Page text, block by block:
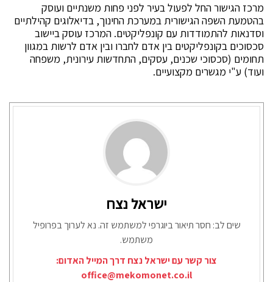
מרכז הגישור החל לפעול בעיר לפני פחות משנתיים ועוסק
בהטמעת השפה הגישורית במערכת החינוך, בדיאלוגים קהילתיים
וסדנאות להתמודדות עם קונפליקטים. המרכז עוסק ביישוב
סכסוכים בקונפליקטים בין אדם לחברו ובין אדם לרשות במגוון
תחומים (סכסוכי שכנים, עסקים, התחדשות עירונית, משפחה
ועוד) ע"י מגשרים מקצועיים.
ישראל נצח
שים לב: חסר תיאור ביוגרפי למשתמש זה. נא לערוך בפרופיל
משתמש.
צור קשר עם ישראל נצח דרך המייל האדום:
office@mekomonet.co.il